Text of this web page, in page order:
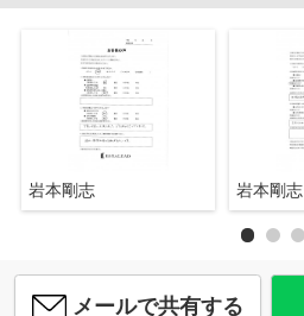
岩本剛志 岩本剛志
メールで共有する